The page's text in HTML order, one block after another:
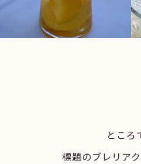
ところ
標題のブレリア